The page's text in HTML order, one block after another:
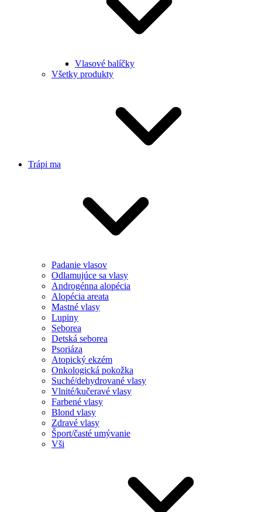
Vlasové balíčky
Všetky produkty
Trápi ma
Padanie vlasov
Odlamujúce sa vlasy
Androgénna alopécia
Alopécia areata
Mastné vlasy
Lupiny
Seborea
Detská seborea
Psoriáza
Atopický ekzém
Onkologická pokožka
Suché/dehydrované vlasy
Vlnité/kučeravé vlasy
Farbené vlasy
Blond vlasy
Zdravé vlasy
Šport/časté umývanie
Vši